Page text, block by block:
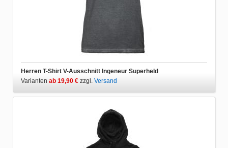
Herren T-Shirt V-Ausschnitt Ingeneur Superheld
Varianten ab 19,90 € zzgl. Versand